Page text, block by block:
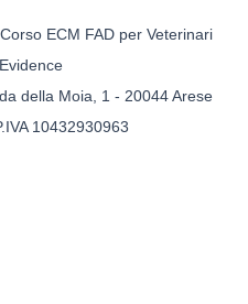
ECM FAD per Veterinari
della Moia, 1 - 20044 Arese
10432930963